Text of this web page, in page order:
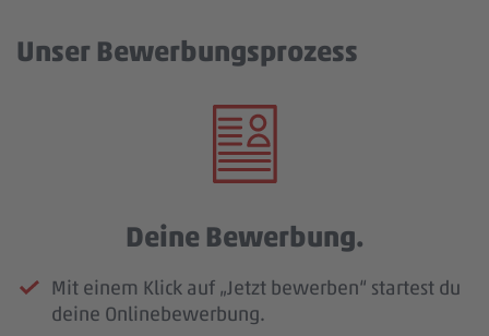
Unser Bewerbungsprozess
Deine Bewerbung.
Mit einem Klick auf „Jetzt bewerben“ startest du
deine Onlinebewerbung.